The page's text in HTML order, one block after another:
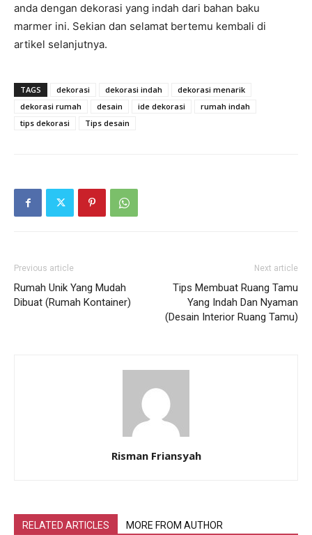
anda dengan dekorasi yang indah dari bahan baku
marmer ini. Sekian dan selamat bertemu kembali di
artikel selanjutnya.
TAGS dekorasi dekorasi indah
dekorasi menarik
dekorasi rumah
desain ide dekorasi
rumah indah
tips dekorasi
Tips desain
Previous article
Rumah Unik Yang Mudah
Dibuat (Rumah Kontainer)
Next article
Tips Membuat Ruang Tamu
Yang Indah Dan Nyaman
(Desain Interior Ruang Tamu)
Risman Friansyah
RELATED ARTICLES MORE FROM AUTHOR